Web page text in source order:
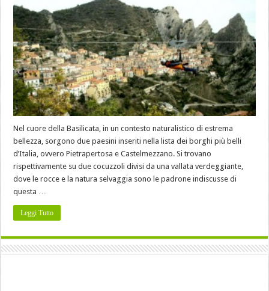
Nel cuore della Basilicata, in un contesto naturalistico di estrema
bellezza, sorgono due paesini inseriti nella lista dei borghi più belli
d’Italia, ovvero Pietrapertosa e Castelmezzano. Si trovano
rispettivamente su due cocuzzoli divisi da una vallata verdeggiante,
dove le rocce e la natura selvaggia sono le padrone indiscusse di
questa …
Leggi Tutto